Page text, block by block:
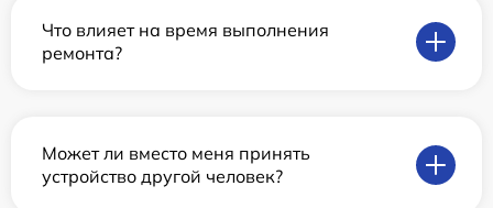
Что влияет на время выполнения
ремонта?
Может ли вместо меня принять
устройство другой человек?